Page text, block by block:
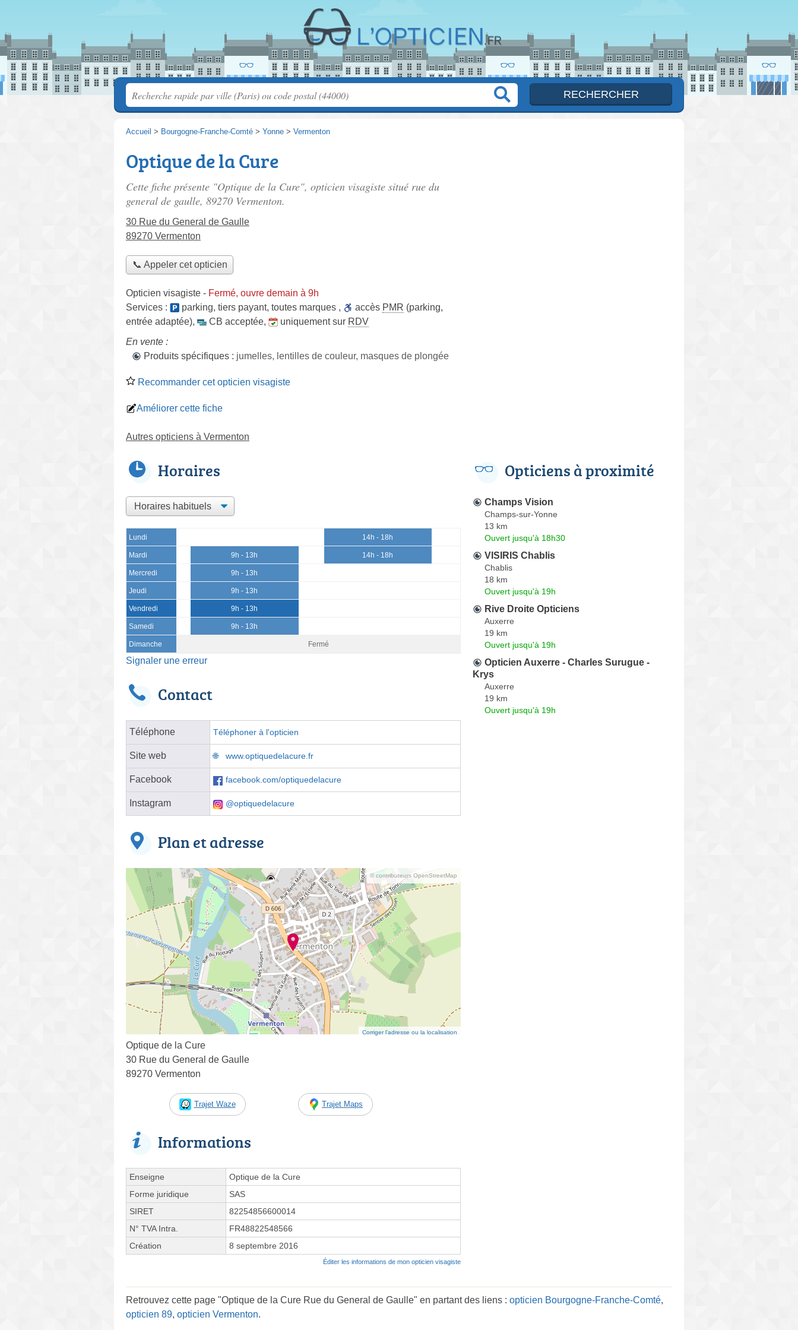
Accueil > Bourgogne-Franche-Comté > Yonne > Vermenton
Optique de la Cure
Cette fiche présente "Optique de la Cure", opticien visagiste situé rue du
general de gaulle, 89270 Vermenton.
30 Rue du General de Gaulle
89270 Vermenton
📞 Appeler cet opticien
Opticien visagiste - Fermé, ouvre demain à 9h
Services :
parking, tiers payant, toutes marques , accès PMR (parking,
entrée adaptée), CB acceptée, uniquement sur RDV
En vente :
Produits spécifiques : jumelles, lentilles de couleur, masques de plongée
Recommander cet opticien visagiste
Améliorer cette fiche
Autres opticiens à Vermenton
Horaires
Lundi 14h - 18h
Mardi 9h - 13h 14h - 18h
Mercredi 9h - 13h
Jeudi 9h - 13h
Vendredi 9h - 13h
Samedi 9h - 13h
Dimanche Fermé
Signaler une erreur
Contact
Téléphone Téléphoner à l'opticien
Site web www.optiquedelacure.fr
Facebook facebook.com/optiquedelacure
Instagram @optiquedelacure
Plan et adresse
© contributeurs OpenStreetMap
Corriger l’adresse ou la localisation
Optique de la Cure
30 Rue du General de Gaulle
89270 Vermenton
Trajet Waze Trajet Maps
Informations
Enseigne
Optique de la Cure
Forme juridique
SAS
SIRET
82254856600014
N° TVA Intra.
FR48822548566
Création
8 septembre 2016
Éditer les informations de mon opticien visagiste
Opticiens à proximité
Champs Vision
Champs-sur-Yonne
13 km
Ouvert jusqu'à 18h30
VISIRIS Chablis
Chablis
18 km
Ouvert jusqu'à 19h
Rive Droite Opticiens
Auxerre
19 km
Ouvert jusqu'à 19h
Opticien Auxerre - Charles Surugue -
Krys
Auxerre
19 km
Ouvert jusqu'à 19h
Retrouvez cette page "Optique de la Cure Rue du General de Gaulle" en partant des liens : opticien Bourgogne-Franche-Comté,
opticien 89, opticien Vermenton.